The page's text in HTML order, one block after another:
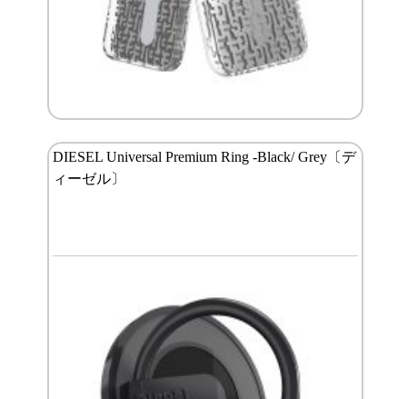
DIESEL Universal Premium Ring -Black/ Grey〔デ
ィーゼル〕